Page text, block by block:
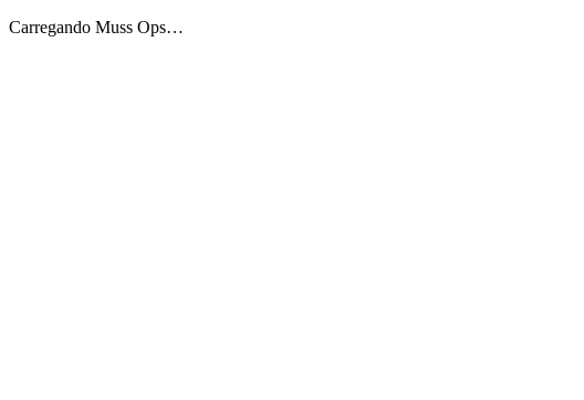
Carregando Muss Ops…